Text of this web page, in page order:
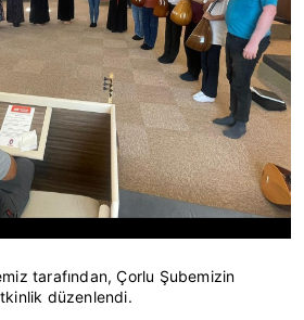
tarafından, Çorlu Şubemizin
düzenlendi.